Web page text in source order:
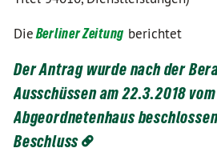
DieBerliner Zeitung berichtet
Der Antrag wurde nach der
Ausschüssen am 22.3.2018
Abgeordnetenhaus
Beschluss